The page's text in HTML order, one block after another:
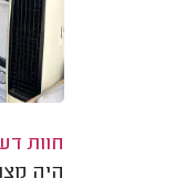
חוות
היה